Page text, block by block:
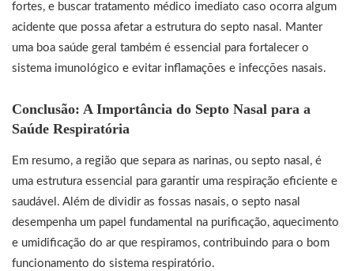
fortes, e buscar tratamento médico imediato caso ocorra algum
acidente que possa afetar a estrutura do septo nasal. Manter
uma boa saúde geral também é essencial para fortalecer o
sistema imunológico e evitar inflamações e infecções nasais.
Conclusão: A Importância do Septo Nasal para a
Saúde Respiratória
Em resumo, a região que separa as narinas, ou septo nasal, é
uma estrutura essencial para garantir uma respiração eficiente e
saudável. Além de dividir as fossas nasais, o septo nasal
desempenha um papel fundamental na purificação, aquecimento
e umidificação do ar que respiramos, contribuindo para o bom
funcionamento do sistema respiratório.